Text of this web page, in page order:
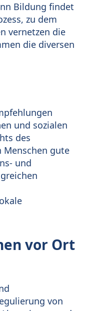
Bildung findet
zu dem
vernetzen die
die diversen
und sozialen
des
Menschen gute
und
vor Ort
von